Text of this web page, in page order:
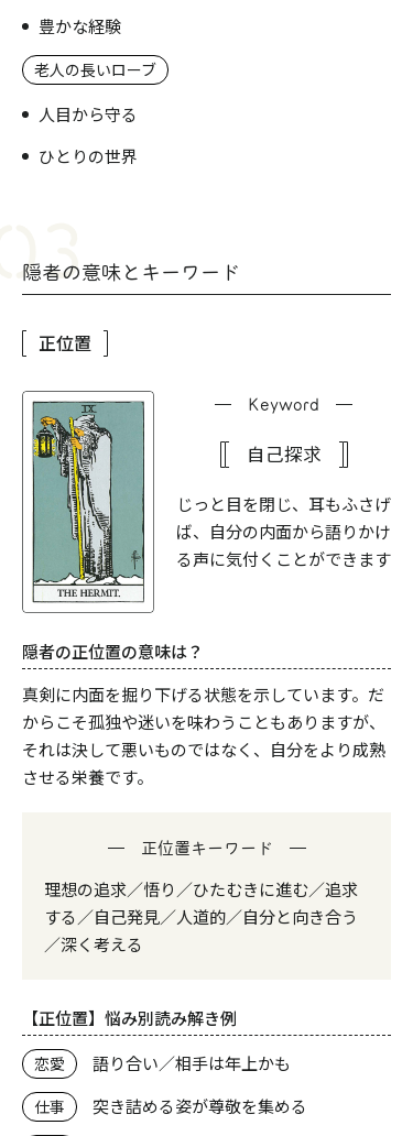
豊かな経験
老人の長いローブ
人目から守る
ひとりの世界
隠者の意味とキーワード
正位置
Keyword
自己探求
じっと目を閉じ、耳もふさげ
ば、自分の内面から語りかけ
る声に気付くことができます
隠者の正位置の意味は？
真剣に内面を掘り下げる状態を示しています。だ
からこそ孤独や迷いを味わうこともありますが、
それは決して悪いものではなく、自分をより成熟
させる栄養です。
正位置キーワード
理想の追求／悟り／ひたむきに進む／追求
する／自己発見／人道的／自分と向き合う
／深く考える
【正位置】悩み別読み解き例
恋愛 語り合い／相手は年上かも
仕事 突き詰める姿が尊敬を集める